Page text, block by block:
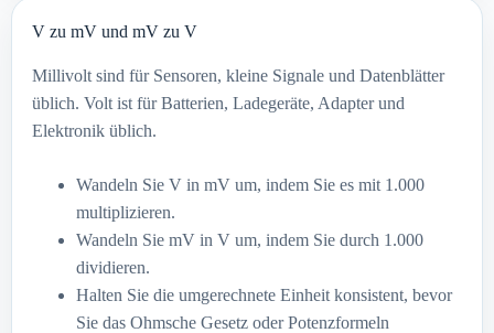
V zu mV und mV zu V
Millivolt sind für Sensoren, kleine Signale und Datenblätter
üblich. Volt ist für Batterien, Ladegeräte, Adapter und
Elektronik üblich.
Wandeln Sie V in mV um, indem Sie es mit 1.000
multiplizieren.
Wandeln Sie mV in V um, indem Sie durch 1.000
dividieren.
Halten Sie die umgerechnete Einheit konsistent, bevor
Sie das Ohmsche Gesetz oder Potenzformeln